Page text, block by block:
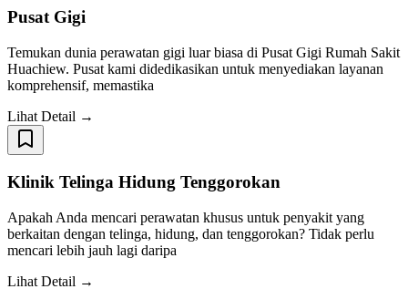
Pusat Gigi
Temukan dunia perawatan gigi luar biasa di Pusat Gigi Rumah Sakit
Huachiew. Pusat kami didedikasikan untuk menyediakan layanan
komprehensif, memastika
Lihat Detail →
Klinik Telinga Hidung Tenggorokan
Apakah Anda mencari perawatan khusus untuk penyakit yang
berkaitan dengan telinga, hidung, dan tenggorokan? Tidak perlu
mencari lebih jauh lagi daripa
Lihat Detail →